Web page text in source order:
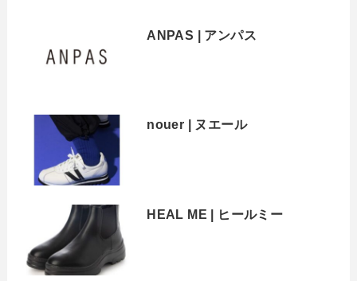
ANPAS | アンパス
nouer | ヌエール
HEAL ME | ヒールミー